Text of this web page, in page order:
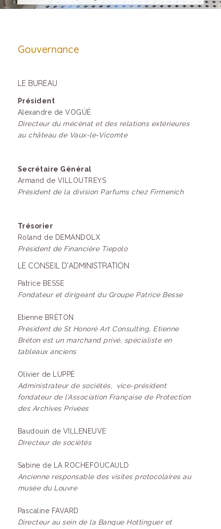
Gouvernance
LE BUREAU
Président
Alexandre de VOGÜÉ
Directeur du mécénat et des relations extérieures
au château de Vaux-le-Vicomte
Secrétaire Général
Armand de VILLOUTREYS
Président de la division Parfums chez Firmenich
Trésorier
Roland de DEMANDOLX
Président de Financière Tiepolo
LE CONSEIL D’ADMINISTRATION
Patrice BESSE
Fondateur et dirigeant du Groupe Patrice Besse
Etienne BRÉTON
Président de St Honoré Art Consulting, Etienne
Bréton est un marchand privé, spécialiste en
tableaux anciens
Olivier de LUPPÉ
Administrateur de sociétés, vice-président
fondateur de l’Association Française de Protection
des Archives Privées
Baudouin de VILLENEUVE
Directeur de sociétés
Sabine de LA ROCHEFOUCAULD
Ancienne responsable des visites protocolaires au
musée du Louvre
Pascaline FAVARD
Directeur au sein de la Banque Hottinguer et